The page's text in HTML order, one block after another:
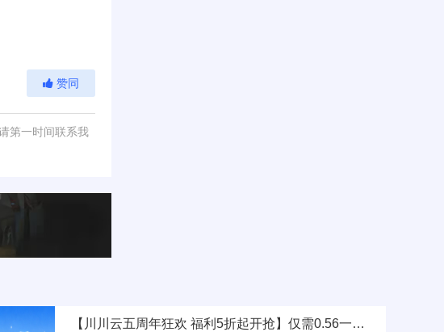
赞同
第一时间联系我
【川川云五周年狂欢 福利5折起开抢】仅需0.56一天，错过等五年!